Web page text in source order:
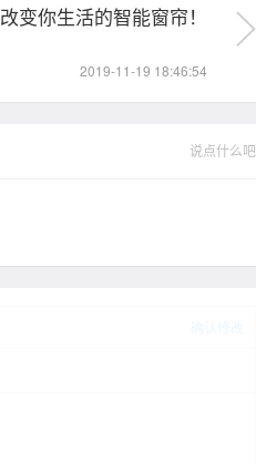
改变你生活的智能窗帘！
2019-11-19 18:46:54
说点什么吧